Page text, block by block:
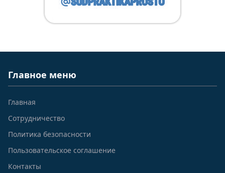
Главное меню
Главная
Сотрудничество
Политика безопасности
Пользовательское соглашение
Контакты